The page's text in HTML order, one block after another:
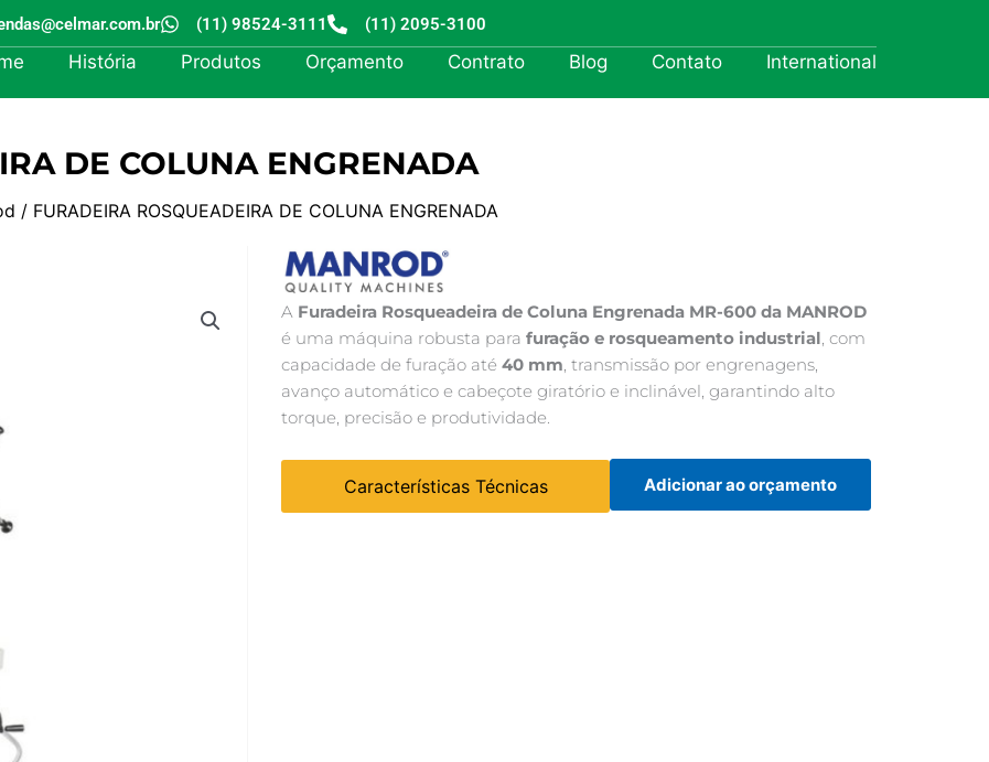
(11) 98524-3111 (11) 2095-3100
História Produtos Orçamento Contrato Blog Contato International
DE COLUNA ENGRENADA
/ FURADEIRA ROSQUEADEIRA DE COLUNA ENGRENADA
A Furadeira Rosqueadeira de Coluna Engrenada MR-600 da MANROD
é uma máquina robusta para furação e rosqueamento industrial, com
capacidade de furação até 40 mm, transmissão por engrenagens,
avanço automático e cabeçote giratório e inclinável, garantindo alto
torque, precisão e produtividade.
Características Técnicas Adicionar ao orçamento